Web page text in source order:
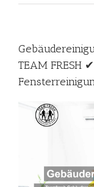
TEAM FRESH